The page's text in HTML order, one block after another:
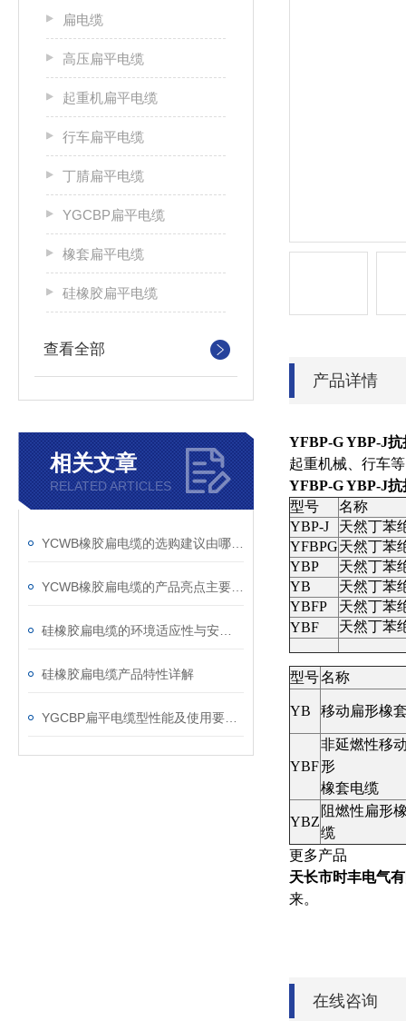
扁电缆
高压扁平电缆
起重机扁平电缆
行车扁平电缆
丁腈扁平电缆
YGCBP扁平电缆
橡套扁平电缆
硅橡胶扁平电缆
查看全部
相关文章
RELATED ARTICLES
硅橡胶扁电缆产品特性详解
产品详情
YFBP-G YBP-J
起重机械、行车
YFBP-G YBP-J
型号
名称
YBP-J
天然丁苯
YFBPG天然丁苯
YBP
天然丁苯
YB
天然丁苯
YBFP
天然丁苯
YBF
天然丁苯
型号名称
YB 移动扁形橡
YBF
非延燃性移
形
橡套电缆
YBZ
阻燃性扁形
缆
更多产品
天长市时丰电气
来。
在线咨询